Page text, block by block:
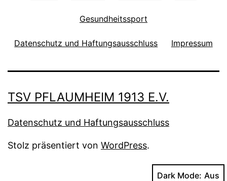
Gesundheitssport
Datenschutz und Haftungsausschluss Impressum
TSV PFLAUMHEIM 1913 E.V.
Datenschutz und Haftungsausschluss
Stolz präsentiert von WordPress.
Dark Mode: